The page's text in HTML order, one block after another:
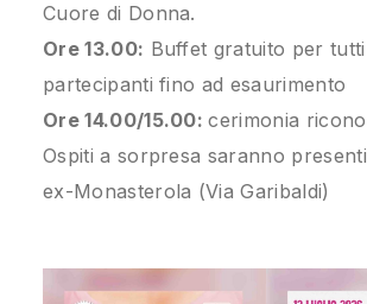
Cuore di Donna.
Ore 13.00: Buffet gratuito per
partecipanti fino ad esaurimento
Ore 14.00/15.00:cerimonia
Ospiti a sorpresa saranno
ex-Monasterola (Via Garibaldi)